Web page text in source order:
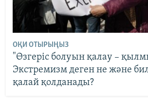
ОҚИ ОТЫРЫҢЫЗ
"Өзгеріс болуын қалау –
Экстремизм деген не және
қалай қолданады?